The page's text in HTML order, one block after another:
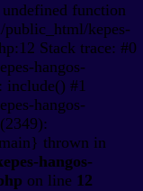
function
kepes-
Stack trace: #0
hangos-
include() #1
hangos-
thrown in
hangos-
on line 12